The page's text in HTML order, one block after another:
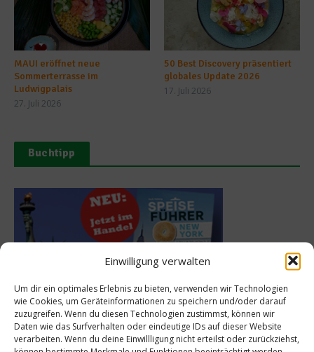
Einwilligung verwalten
Um dir ein optimales Erlebnis zu bieten, verwenden wir Technologien
wie Cookies, um Geräteinformationen zu speichern und/oder darauf
zuzugreifen. Wenn du diesen Technologien zustimmst, können wir
Daten wie das Surfverhalten oder eindeutige IDs auf dieser Website
verarbeiten. Wenn du deine Einwillligung nicht erteilst oder zurückziehst,
MAUI eröffnet neue
Sommerterrasse im
Ludwigpalais
27. Juli 2026
50 Best Discovery präsentiert
globales Update 2026
17. Juli 2026
Buchtipp
Meistgelesen